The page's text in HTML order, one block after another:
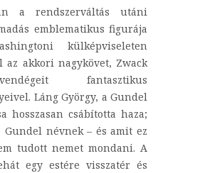
a rendszerváltás utáni
emblematikus figurája
külképviseleten
az akkori nagykövet, Zwack
fantasztikus
Láng György, a Gundel
hosszasan csábította haza;
névnek – és amit ez
tudott nemet mondani. A
egy estére visszatér és